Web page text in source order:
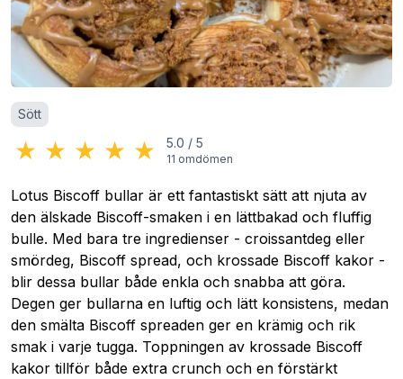
Kategorier
Sött
★ ★ ★ ★ ★ 5.0 / 5
11 omdömen
Lotus Biscoff bullar är ett fantastiskt sätt att njuta av
den älskade Biscoff-smaken i en lättbakad och fluffig
bulle. Med bara tre ingredienser - croissantdeg eller
smördeg, Biscoff spread, och krossade Biscoff kakor -
blir dessa bullar både enkla och snabba att göra.
Degen ger bullarna en luftig och lätt konsistens, medan
den smälta Biscoff spreaden ger en krämig och rik
smak i varje tugga. Toppningen av krossade Biscoff
kakor tillför både extra crunch och en förstärkt